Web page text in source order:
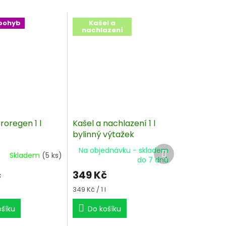
1 l
Skladem (5 ks)
Kašel a
nachlazení
Kašel a nachlazení 1 l
bylinný výtažek
Na objednávku - skladem
do 7 dnů
349 Kč
Měrná
cena:
349 Kč / 1 l
Do košíku
Další
produkt